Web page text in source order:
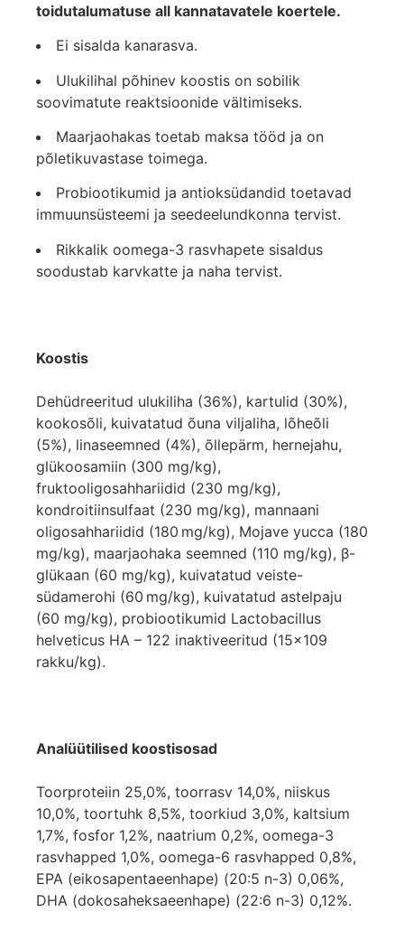
toidutalumatuse all kannatavatele koertele.
Ei sisalda kanarasva.
Ulukilihal põhinev koostis on sobilik
soovimatute reaktsioonide vältimiseks.
Maarjaohakas toetab maksa tööd ja on
põletikuvastase toimega.
Probiootikumid ja antioksüdandid toetavad
immuunsüsteemi ja seedeelundkonna tervist.
Rikkalik oomega-3 rasvhapete sisaldus
soodustab karvkatte ja naha tervist.
Koostis
Dehüdreeritud ulukiliha (36%), kartulid (30%),
kookosõli, kuivatatud õuna viljaliha, lõheõli
(5%), linaseemned (4%), õllepärm, hernejahu,
glükoosamiin (300 mg/kg),
fruktooligosahhariidid (230 mg/kg),
kondroitiinsulfaat (230 mg/kg), mannaani
oligosahhariidid (180 mg/kg), Mojave yucca (180
mg/kg), maarjaohaka seemned (110 mg/kg), β-
glükaan (60 mg/kg), kuivatatud veiste-
südamerohi (60 mg/kg), kuivatatud astelpaju
(60 mg/kg), probiootikumid Lactobacillus
helveticus HA – 122 inaktiveeritud (15×109
rakku/kg).
Analüütilised koostisosad
Toorproteiin 25,0%, toorrasv 14,0%, niiskus
10,0%, toortuhk 8,5%, toorkiud 3,0%, kaltsium
1,7%, fosfor 1,2%, naatrium 0,2%, oomega-3
rasvhapped 1,0%, oomega-6 rasvhapped 0,8%,
EPA (eikosapentaeenhape) (20:5 n-3) 0,06%,
DHA (dokosaheksaeenhape) (22:6 n-3) 0,12%.